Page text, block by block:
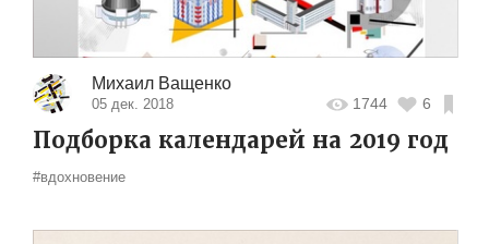
Михаил Ващенко
05 дек. 2018 1744 6
Подборка календарей на 2019 год
#вдохновение